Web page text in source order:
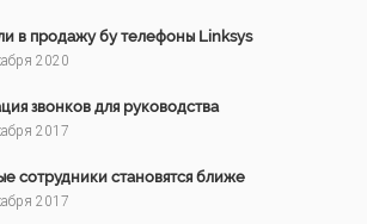
в продажу бу телефоны Linksys
2020
звонков для руководства
2017
сотрудники становятся ближе
2017